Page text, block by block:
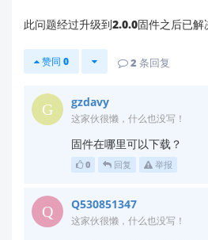
此问题经过升级到2.0.0固件之后已解
赞同 0 2 条回复
gzdavy
这家伙很懒，什么也没写！
固件在哪里可以下载？
0 回复 举报
Q530851347
这家伙很懒，什么也没写！